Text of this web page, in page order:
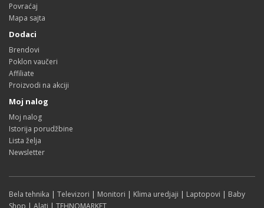
Povraćaj
Mapa sajta
Dodaci
Brendovi
Poklon vaučeri
Affiliate
Proizvodi na akciji
Moj nalog
Moj nalog
Istorija porudžbine
Lista želja
Newsletter
Bela tehnika | Televizori | Monitori | Klima uredjaji | Laptopovi | Baby
Shop | Alati | TEHNOMARKET